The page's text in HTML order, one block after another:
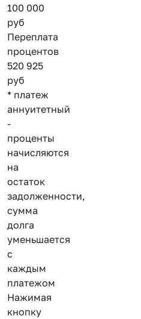
100 000
руб
Переплата
процентов
520 925
руб
* платеж
аннуитетный
-
проценты
начисляются
на
остаток
задолженности,
сумма
долга
уменьшается
с
каждым
платежом
Нажимая
кнопку